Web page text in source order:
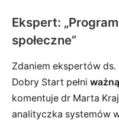
Ekspert:
społeczne”
Zdaniem ekspertów
Dobry Start pełni
komentuje dr Marta
analityczka systemów